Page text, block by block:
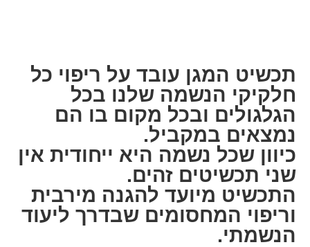
תכשיט המגן עובד על ריפוי כל
חלקיקי הנשמה שלנו בכל
הגלגולים ובכל מקום בו הם
נמצאים במקביל.
כיוון שכל נשמה היא ייחודית אין
שני תכשיטים זהים.
התכשיט מיועד להגנה מירבית
וריפוי המחסומים שבדרך ליעוד
הנשמתי.